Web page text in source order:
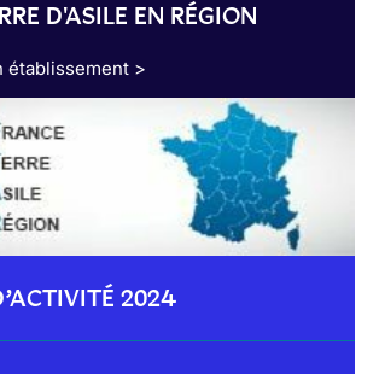
D'ASILE EN RÉGION
établissement >
2024